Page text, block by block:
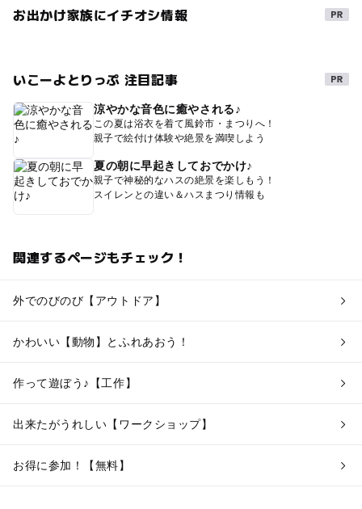
お出かけ家族にイチオシ情報
いこーよとりっぷ 注目記事
涼やかな音色に癒やされる♪
この夏は浴衣を着て風鈴市・まつりへ！
親子で絵付け体験や絶景を満喫しよう
夏の朝に早起きしておでかけ♪
親子で神秘的なハスの絶景を楽しもう！
スイレンとの違い＆ハスまつり情報も
関連するページもチェック！
外でのびのび【アウトドア】
かわいい【動物】とふれあおう！
作って遊ぼう♪【工作】
出来たがうれしい【ワークショップ】
お得に参加！【無料】